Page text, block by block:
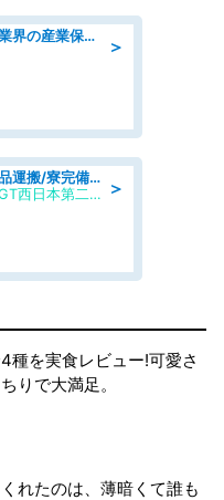
＞
「土日祝休み」ヘルスケア業界の産業保健師/高時給/未経験OK/要資格:保健師、正看護師
＞
自動車製品の機械加工・部品運搬/寮完備/日払い/工場・製造
UTエージェント株式会社AGT西日本第二CU
種を実食レビュー!可愛さ
りで大満足。
れたのは、薄暗くて誰も